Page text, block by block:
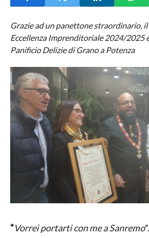
Grazie ad un panettone straordinario,
Eccellenza Imprenditoriale 2024/2025
Panificio Delizie di Grano a Potenza
“Vorrei portarti con me a Sanremo